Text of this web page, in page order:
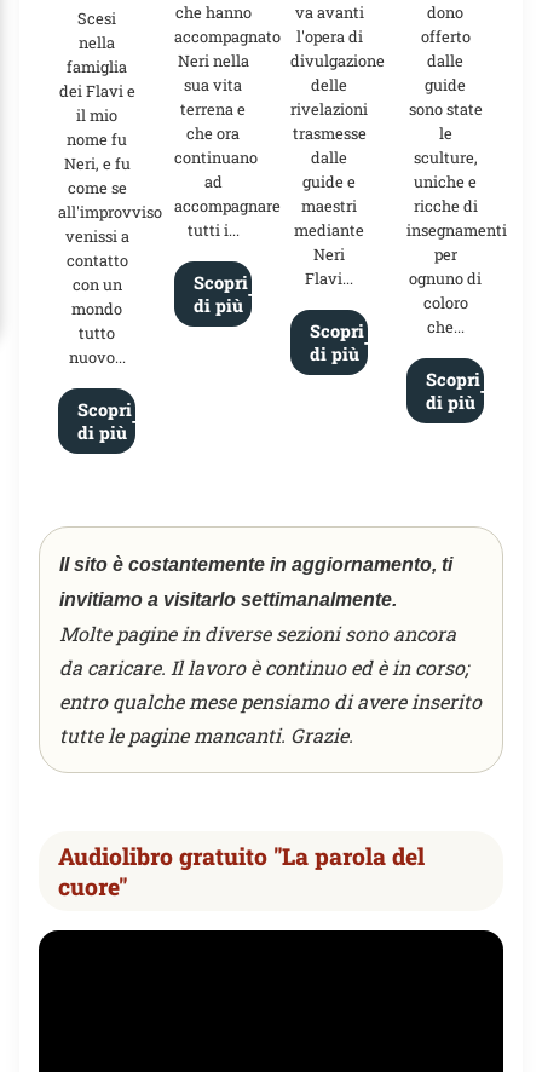
Scesi
nella
famiglia
dei Flavi e
il mio
nome fu
Neri, e fu
come se
all'improvviso
venissi a
contatto
con un
mondo
tutto
nuovo...
Scopri
di più
che hanno
accompagnato
Neri nella
sua vita
terrena e
che ora
continuano
ad
accompagnare
tutti i...
Scopri
di più
va avanti
l'opera di
divulgazione
delle
rivelazioni
trasmesse
dalle
guide e
maestri
mediante
Neri
Flavi...
Scopri
di più
dono
offerto
dalle
guide
sono state
le
sculture,
uniche e
ricche di
insegnamenti
per
ognuno di
coloro
che...
Scopri
di più
Il sito è costantemente in aggiornamento, ti
invitiamo a visitarlo settimanalmente.
Molte pagine in diverse sezioni sono ancora
da caricare. Il lavoro è continuo ed è in corso;
entro qualche mese pensiamo di avere inserito
tutte le pagine mancanti. Grazie.
Audiolibro gratuito "La parola del
cuore"